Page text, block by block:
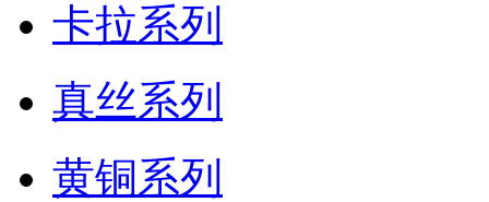
卡拉系列
真丝系列
黄铜系列